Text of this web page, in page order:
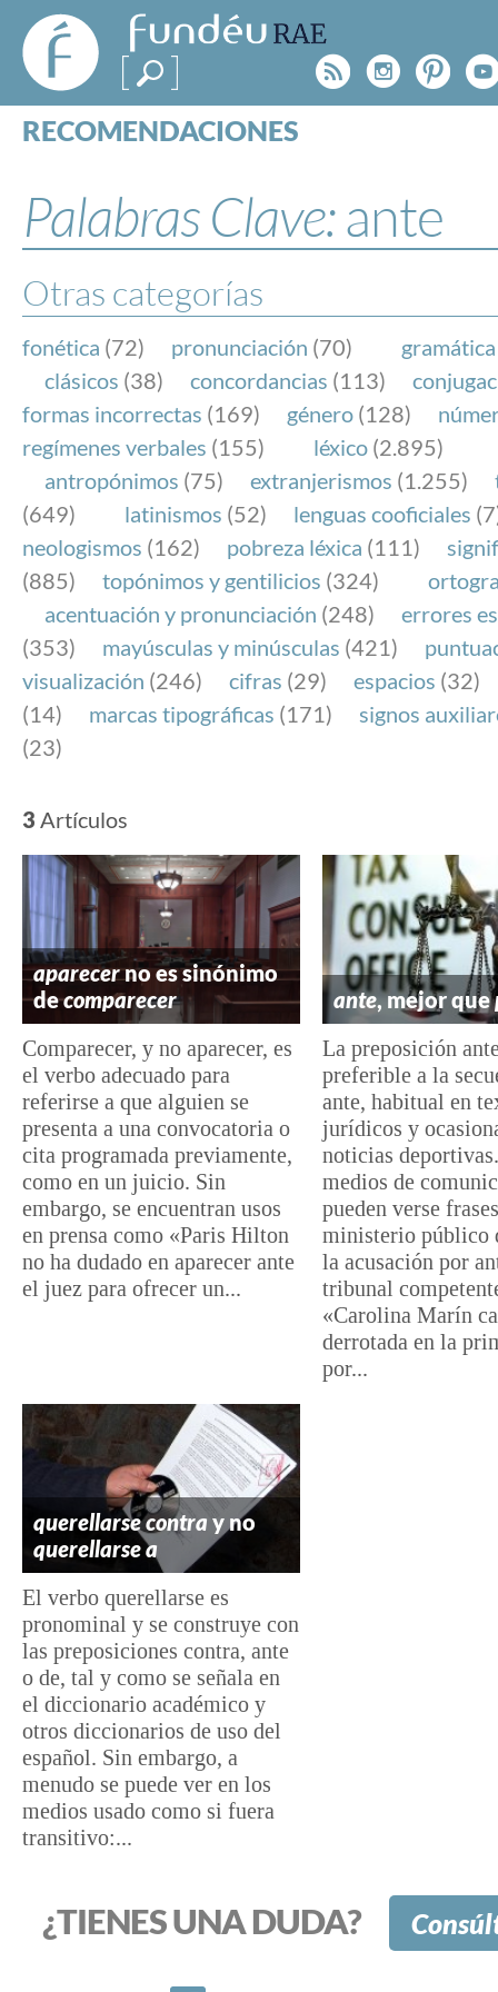
FundéuRAE
- Fundación
del Español
Urgente
Rss
RECOMENDACIONES
ESPECIALES
BLOG
NOTICIAS
SOBRE LA FUNDÉURAE
FundéuRAE es una fundación patrocinada por la
y la Real Academia Española, cuyo objetivo es
el buen uso del español en los medios de
Internet.
Palabras Clave:ante
Otras categorías
fonética (72) pronunciación (70) gramática
clásicos (38) concordancias (113)
formas incorrectas (169) género (128)
regímenes verbales (155) léxico (2.895)
antropónimos (75) extranjerismos (1.255)
(649)
latinismos (52) lenguas cooficiales
neologismos (162) pobreza léxica (111)
(885)
topónimos y gentilicios (324)
acentuación y pronunciación (248)
errores
(353)
mayúsculas y minúsculas (421)
visualización (246) cifras (29) espacios (32)
(14)
marcas tipográficas (171)
signos
(23)
3 Artículos
aparecerno es sinónimo
decomparecer
Comparecer, y no aparecer, es
el verbo adecuado para
referirse a que alguien se
presenta a una convocatoria o
cita programada previamente,
como en un juicio. Sin
embargo, se encuentran usos
en prensa como «Paris Hilton
no ha dudado en aparecer ante
el juez para ofrecer un...
ante, mejor que
La preposición
preferible a la
ante, habitual en
jurídicos y
noticias
medios de
pueden verse
ministerio público
la acusación por
tribunal
«Carolina Marín
derrotada en la
por...
querellarse contray no
querellarse a
El verbo querellarse es
pronominal y se construye con
las preposiciones contra, ante
o de, tal y como se señala en
el diccionario académico y
otros diccionarios de uso del
español. Sin embargo, a
menudo se puede ver en los
medios usado como si fuera
transitivo:...
¿TIENES UNA DUDA?